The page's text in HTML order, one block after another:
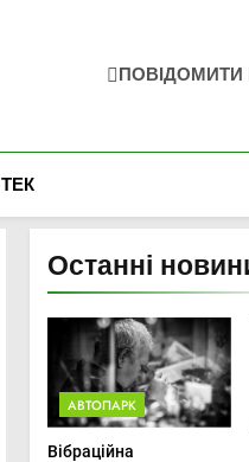
Останні
АВТОПАРК
Вібраційна